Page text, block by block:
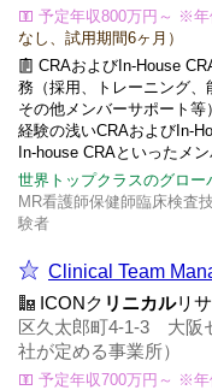
予定年収800万円～ ※年
なし、試用期間6ヶ月）
CRAおよびIn-House
務（採用、トレーニング、
その他メンバーサポート等
経験の浅いCRAおよびIn-
In-house CRAといったメ
世界トップクラスのグロー
MR看護師保健師臨床検査
験者
Clinical Team
ICONク リニカルリ
区久太郎町4-1-3​ 大阪
社が定める事業所）
予定年収700万円～ ※年